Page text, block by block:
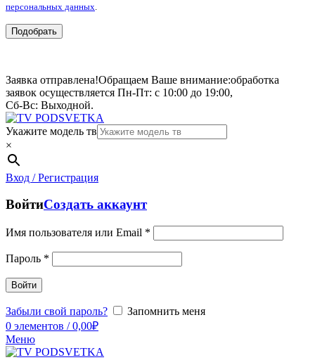
персональных данных
Подобрать
Заявка отправлена!Обращаем Ваше внимание:обработка
заявок осуществляется Пн-Пт: с 10:00 до 19:00,
Сб-Вс: Выходной.
Укажите модель тв
×
Вход / Регистрация
ВойтиСоздать аккаунт
Имя пользователя или Email *
Пароль *
Войти
Забыли свой пароль?
Запомнить меня
0 элементов / 0,00₽
Меню